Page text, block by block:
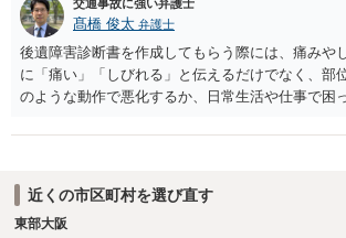
認識に沿った解決につながるように思います。 警
の現場から離れて様子を窺い、事故として取り扱
かを確認して，警察がきていないから事故が発生
ませればいいだろうと思って報告しなかったので
るのだと思います。不救護・不申告の方が，事故
交通事故に強い弁護士
髙橋 俊太 弁護士
後遺障害診断書を作成してもらう際には、痛みや
に「痛い」「しびれる」と伝えるだけでなく、部
のような動作で悪化するか、日常生活や仕事で困
に痛みが出る、長時間座れない、物を持つと痛い
日頃と考えられます。ただし、症状固定日は機械
ものではなく、治療経過や主治医の判断によりま
日であったことも含め、主治医と相談した方がよ
近くの市区町村を選び直す
東部大阪